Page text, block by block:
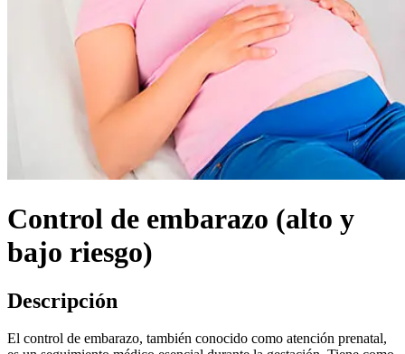
Control de embarazo (alto y
bajo riesgo)
Descripción
El control de embarazo, también conocido como atención prenatal,